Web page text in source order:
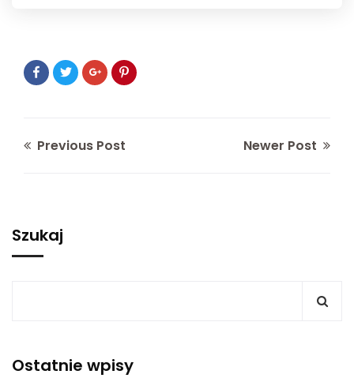
Previous Post Newer Post
Szukaj
Ostatnie wpisy